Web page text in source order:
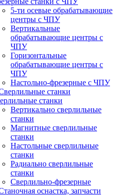
5-ти осевые обрабатывающие
центры с ЧПУ
Вертикальные
обрабатывающие центры с
ЧПУ
Горизонтальные
обрабатывающие центры с
ЧПУ
Настольно-фрезерные с ЧПУ
станки
Вертикально сверлильные
станки
Магнитные сверлильные
станки
Настольные сверлильные
станки
Радиально сверлильные
станки
Сверлильно-фрезерные